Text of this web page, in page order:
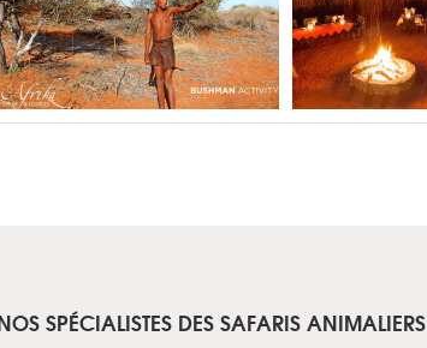
SPÉCIALISTES DES SAFARIS ANIMALIERS